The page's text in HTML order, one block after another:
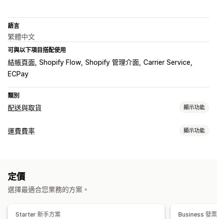
語言
繁體中文
可與以下項目搭配使用
結帳頁面 Shopify Flow Shopify 管理介面 Carrier Service
ECPay
類別
配送與取貨 顯示功能
配送選項
來店取貨
即時追蹤
運費費率 顯示功能
郵遞區號
定價
選擇最適合您業務的方案。
Starter 新手方案 Business 發